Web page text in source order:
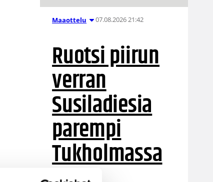
Maaottelu 07.08.2026 21:42
Ruotsi piirun
verran
Susiladiesia
parempi
Tukholmassa